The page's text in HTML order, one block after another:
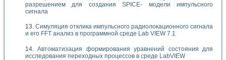
разрешением для создания SPICE- модели импульсного
сигнала
Симуляция отклика импульсного радиолокационного сигнала
и его FFT анализ в программной среде Lab VIEW 7.1
Автоматизация формирования уравнений состояния для
исследования переходных процессов в среде LabVIEW